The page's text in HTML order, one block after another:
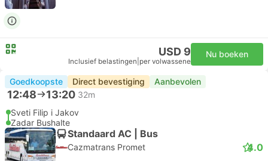
USD 9
Inclusief belastingen per volwassene
Nu boeken
Goedkoopste Direct bevestiging Aanbevolen
12:48 13:20 32m
Sveti Filip i Jakov
Zadar Bushalte
Standaard AC | Bus
Cazmatrans Promet 4.0